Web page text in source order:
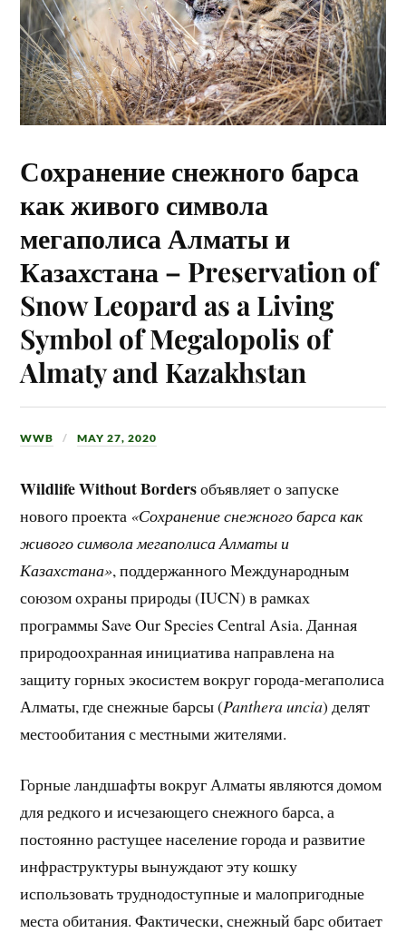
Сохранение снежного барса
как живого символа
мегаполиса Алматы и
Казахстана – Preservation of
Snow Leopard as a Living
Symbol of Megalopolis of
Almaty and Kazakhstan
WWB MAY 27, 2020
Wildlife Without Bordersобъявляет о запуске
нового проекта «Сохранение снежного барса как
живого символа мегаполиса Алматы и
Казахстана», поддержанного Международным
союзом охраны природы (IUCN) в рамках
программы Save Our Species Central Asia. Данная
природоохранная инициатива направлена на
защиту горных экосистем вокруг города-мегаполиса
Алматы, где снежные барсы (Panthera uncia) делят
местообитания с местными жителями.
Горные ландшафты вокруг Алматы являются домом
для редкого и исчезающего снежного барса, а
постоянно растущее население города и развитие
инфраструктуры вынуждают эту кошку
использовать труднодоступные и малопригодные
места обитания. Фактически, снежный барс обитает